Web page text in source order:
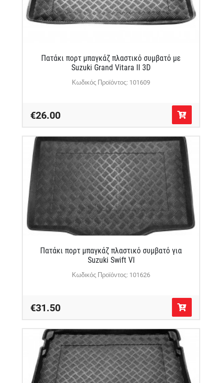
Πατάκι πορτ μπαγκάζ πλαστικό συμβατό με
Suzuki Grand Vitara II 3D
Κωδικός Προϊόντος: 101609
€26.00
Πατάκι πορτ μπαγκάζ πλαστικό συμβατό για
Suzuki Swift VI
Κωδικός Προϊόντος: 101626
€31.50